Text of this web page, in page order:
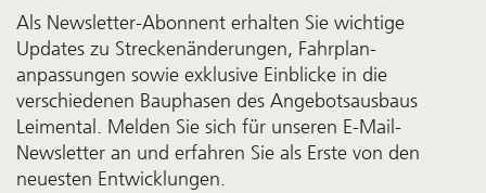
Als Newsletter-Abonnent erhalten Sie wichtige
Updates zu Streckenänderungen, Fahrplan­
anpassungen sowie exklusive Einblicke in die
verschiedenen Bauphasen des Angebots­aus­baus
Leimental. Melden Sie sich für unseren E-Mail-
Newsletter an und erfahren Sie als Erste von den
neuesten Entwicklungen.